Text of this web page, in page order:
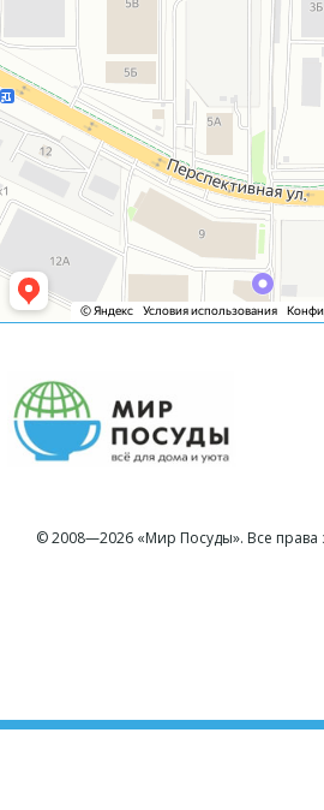
© 2008—2026 «Мир Посуды». Все